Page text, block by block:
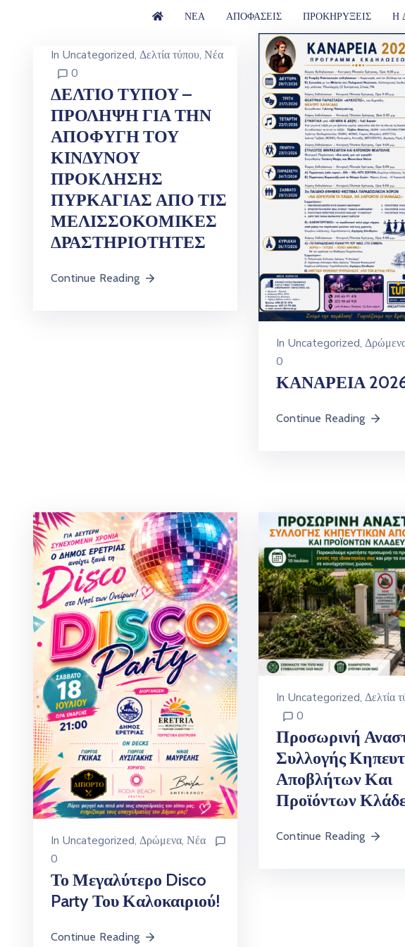
ΝΕΑ ΑΠΟΦΑΣΕΙΣ ΠΡΟΚΗΡΥΞΕΙΣ Η
In Uncategorized‚ Δελτία τύπου‚ Νέα
0
ΔΕΛΤΙΟ ΤΥΠΟΥ –
ΠΡΟΛΗΨΗ ΓΙΑ ΤΗΝ
ΑΠΟΦΥΓΗ ΤΟΥ
ΚΙΝΔΥΝΟΥ
ΠΡΟΚΛΗΣΗΣ
ΠΥΡΚΑΓΙΑΣ ΑΠΟ ΤΙΣ
ΜΕΛΙΣΣΟΚΟΜΙΚΕΣ
ΔΡΑΣΤΗΡΙΟΤΗΤΕΣ
Continue Reading
In Uncategorized‚
0
ΚΑΝΑΡΕΙΑ
Continue Reading
In Uncategorized‚ Δρώμενα‚ Νέα
0
Το Μεγαλύτερο Disco
Party Του Καλοκαιριού!
Continue Reading
In Uncategorized‚ Δελτία
0
Προσωρινή
Συλλογής
Αποβλήτων Και
Προϊόντων
Continue Reading